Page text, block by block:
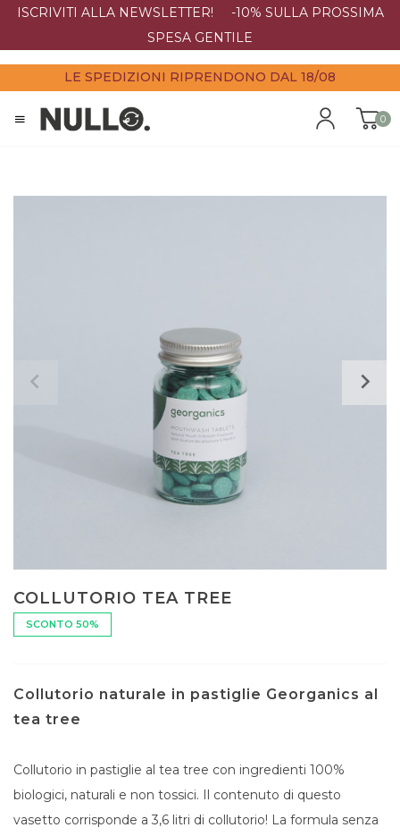
ISCRIVITI ALLA NEWSLETTER! -10% SULLA PROSSIMA
SPESA GENTILE
LE SPEDIZIONI RIPRENDONO DAL 18/08
0
COLLUTORIO TEA TREE
SCONTO 50%
Collutorio naturale in pastiglie Georganics al
tea tree
Collutorio in pastiglie al tea tree con ingredienti 100%
biologici, naturali e non tossici. Il contenuto di questo
vasetto corrisponde a 3,6 litri di collutorio! La formula senza